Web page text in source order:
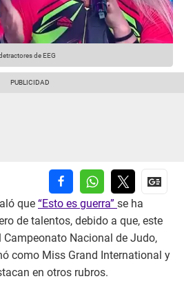
de EEG
que “Esto es guerra” se ha
de talentos, debido a que, este
Campeonato Nacional de Judo,
como Miss Grand International y
en otros rubros.